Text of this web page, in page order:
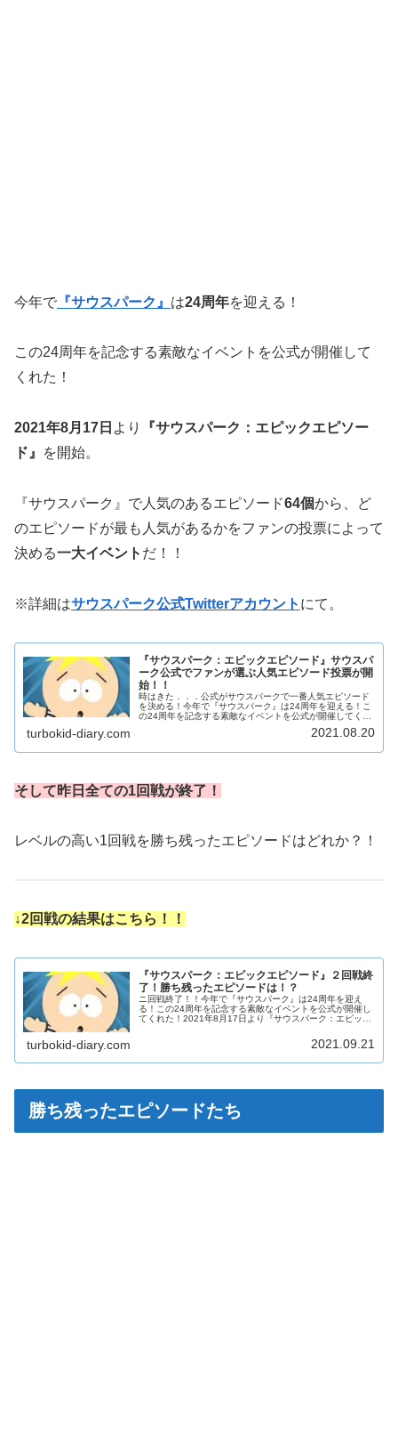
今年で 『サウスパーク』 は24周年を迎える！
この24周年を記念する素敵なイベントを公式が開催して
くれた！
2021年8月17日 より
『サウスパーク：エピックエピソー
ド』
を開始。
『サウスパーク』で人気のあるエピソード64個から、ど
のエピソードが最も人気があるかをファンの投票によって
決める一大イベント だ！！
※詳細はサウスパーク公式Twitterアカウント にて。
『サウスパーク：エピックエピソード』サウスパ
ーク公式でファンが選ぶ人気エピソード投票が開
始！！
時はきた．．．公式がサウスパークで一番人気エピソード
を決める！今年で『サウスパーク』は24周年を迎える！こ
の24周年を記念する素敵なイベントを公式が開催してくれ
turbokid-diary.com 2021.08.20
そして昨日全ての1回戦が終了！
レベルの高い1回戦を勝ち残ったエピソードはどれか？！
↓2回戦の結果はこちら！！
『サウスパーク：エピックエピソード』２回戦終
了！勝ち残ったエピソードは！？
ニ回戦終了！！今年で『サウスパーク』は24周年を迎え
る！この24周年を記念する素敵なイベントを公式が開催し
てくれた！2021年8月17日より『サウスパーク：エピック
turbokid-diary.com 2021.09.21
勝ち残ったエピソードたち